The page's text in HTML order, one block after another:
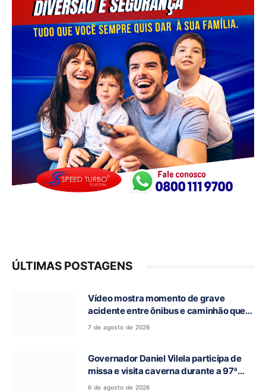
ÚLTIMAS POSTAGENS
Vídeo mostra momento de grave
acidente entre ônibus e caminhão que
deixou cinco mortos na GO-010, em
7 de agosto de 2026
Governador Daniel Vilela participa de
missa e visita caverna durante a 97ª
Romaria do Bom Jesus da Lapa de Terra
6 de agosto de 2026